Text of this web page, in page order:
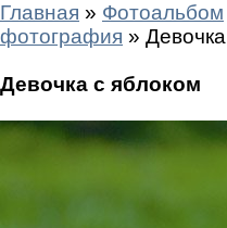
Главная » Фотоальбом
фотография »
Девочка с яблоком